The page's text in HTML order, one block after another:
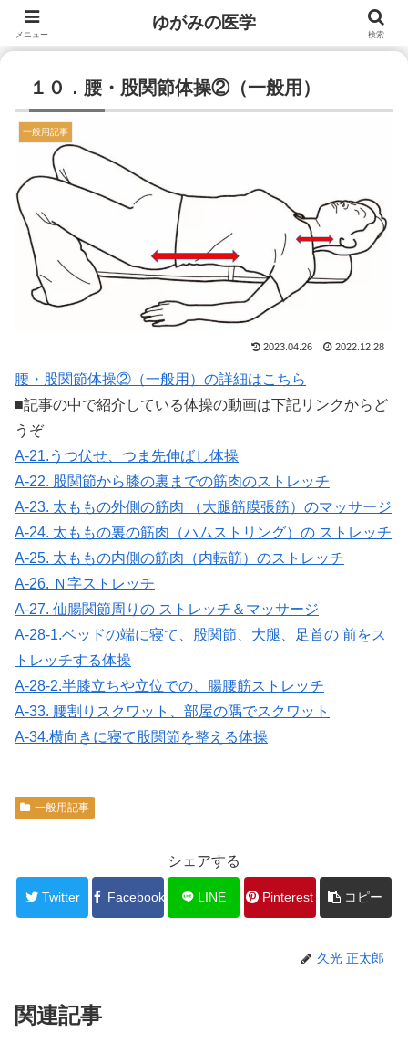
１０．腰・股関節体操②（一般用）
一般用記事
2023.04.26 2022.12.28
腰・股関節体操②（一般用）の詳細はこちら
■記事の中で紹介している体操の動画は下記リンクからど
うぞ
A-21.うつ伏せ、つま先伸ばし体操
A-22. 股関節から膝の裏までの筋肉のストレッチ
A-23. 太ももの外側の筋肉 （大腿筋膜張筋）のマッサージ
A-24. 太ももの裏の筋肉（ハムストリング）の ストレッチ
A-25. 太ももの内側の筋肉（内転筋）のストレッチ
A-26. Ｎ字ストレッチ
A-27. 仙腸関節周りの ストレッチ＆マッサージ
A-28-1.ベッドの端に寝て、股関節、大腿、足首の 前をス
トレッチする体操
A-28-2.半膝立ちや立位での、腸腰筋ストレッチ
A-33. 腰割りスクワット、部屋の隅でスクワット
A-34.横向きに寝て股関節を整える体操
一般用記事
シェアする
Twitter Facebook LINE Pinterest コピー
久光 正太郎
関連記事
メニュー
ゆがみの医学
検索